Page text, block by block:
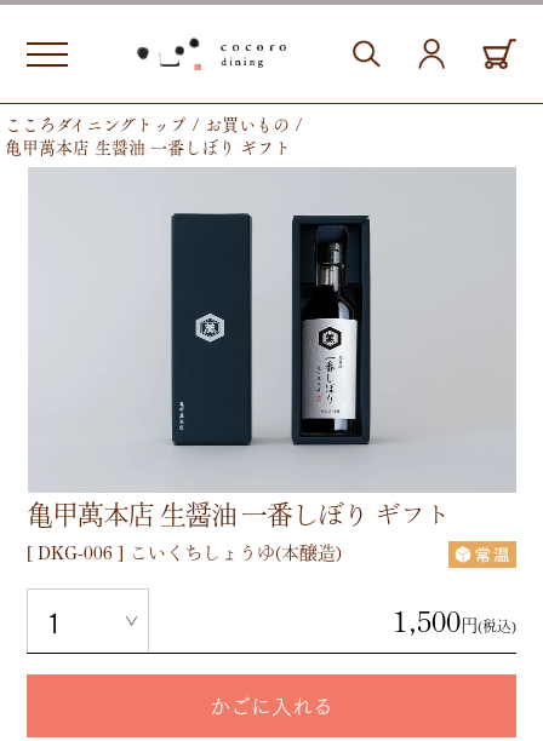
こころダイニングトップ お買いもの
亀甲萬本店 生醤油 一番しぼり ギフト
亀甲萬本店 生醤油 一番しぼり ギフト
[ DKG-006] こいくちしょうゆ(本醸造)
1,500円(税込)
かごに入れる